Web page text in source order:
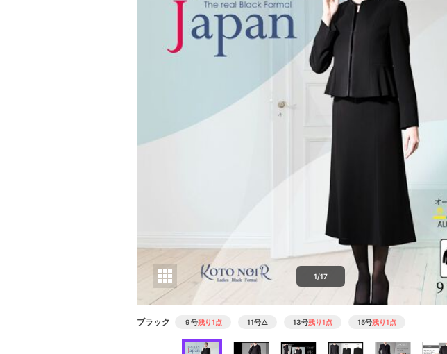
1/17
ブラック ９号残り1点 11号△ 13号残り1点 15号残り1点